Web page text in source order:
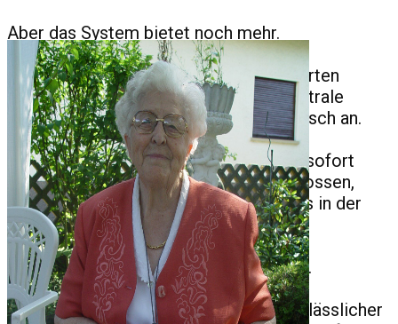
Aber das System bietet noch mehr.
Wenn Sie sich innerhalb eines vereinbarten
Zeitraums nicht bei der Hausnotrufzentrale
gemeldet haben, ruft man Sie automatisch an.
Sind Sie dann nicht erreichbar, kommt sofort
Hilfe zu Ihnen - es ist damit ausgeschlossen,
dass Sie (z. B. nach einem Sturz) hilflos in der
Wohnung liegen.
Nähere Informationen erhalten Sie hier.
Das Deutsche Rote Kreuz ist unser verlässlicher